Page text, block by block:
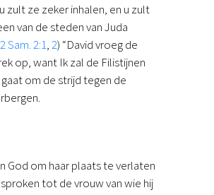
zult ze zeker inhalen, en u zult
van de steden van Juda
2 Sam. 2:1,2) “David vroeg de
op, want Ik zal de Filistijnen
om de strijd tegen de
God om haar plaats te verlaten
tot de vrouw van wie hij